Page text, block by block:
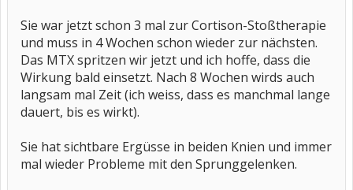
Sie war jetzt schon 3 mal zur Cortison-Stoßtherapie
und muss in 4 Wochen schon wieder zur nächsten.
Das MTX spritzen wir jetzt und ich hoffe, dass die
Wirkung bald einsetzt. Nach 8 Wochen wirds auch
langsam mal Zeit (ich weiss, dass es manchmal lange
dauert, bis es wirkt).
Sie hat sichtbare Ergüsse in beiden Knien und immer
mal wieder Probleme mit den Sprunggelenken.